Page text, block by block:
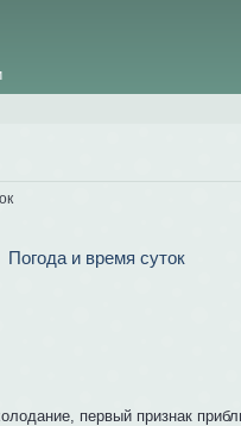
Погода и время суток
первый признак